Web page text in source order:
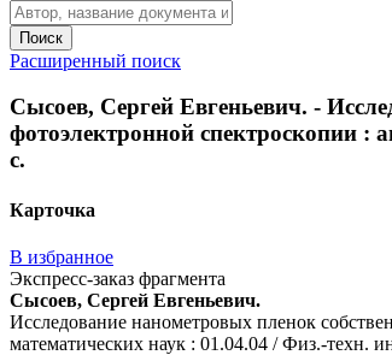
Поиск
Расширенный поиск
Сысоев, Сергей Евгеньевич. -
фотоэлектронной спектроскопии :
с.
Карточка
В избранное
Экспресс-заказ фрагмента
Сысоев, Сергей Евгеньевич.
Исследование нанометровых пленок
математических наук : 01.04.04 / Физ.-техн.